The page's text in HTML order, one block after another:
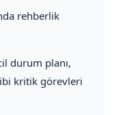
rehberlik
durum planı,
kritik görevleri